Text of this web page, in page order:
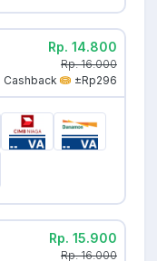
Rp. 14.800
Rp. 16.000
Cashback
±Rp296
Rp. 15.900
Rp. 16.000